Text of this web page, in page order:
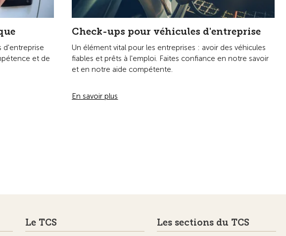
d'entreprise
et de
Check-ups pour véhicules d'entreprise
Un élément vital pour les entreprises : avoir des véhicules
fiables et prêts à l'emploi. Faites confiance en notre savoir
et en notre aide compétente.
En savoir plus
Le TCS Les sections du TCS